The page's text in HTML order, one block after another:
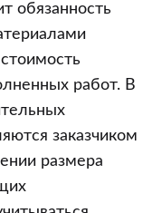
обязанность
работ. В
заказчиком
размера